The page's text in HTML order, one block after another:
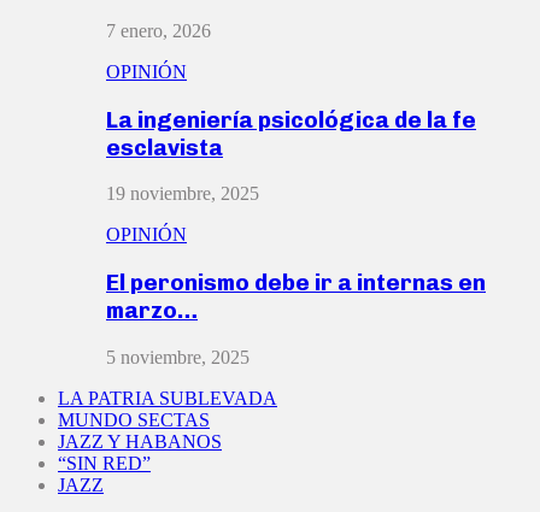
7 enero, 2026
OPINIÓN
La ingeniería psicológica de la fe
esclavista
19 noviembre, 2025
OPINIÓN
El peronismo debe ir a internas en
marzo…
5 noviembre, 2025
LA PATRIA SUBLEVADA
MUNDO SECTAS
JAZZ Y HABANOS
“SIN RED”
JAZZ